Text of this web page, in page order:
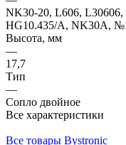
NK30-20, L606,
HG10.435/A, NK30А,
Высота, мм
—
17,7
Тип
—
Сопло двойное
Все характеристики
Все товары Bystronic